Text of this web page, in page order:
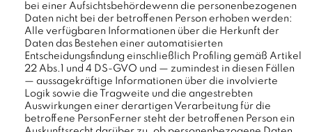
bei einer Aufsichtsbehördewenn die personenbezogenen
Daten nicht bei der betroffenen Person erhoben werden:
Alle verfügbaren Informationen über die Herkunft der
Daten das Bestehen einer automatisierten
Entscheidungsfindung einschließlich Profiling gemäß Artikel
22 Abs.1 und 4 DS-GVO und — zumindest in diesen Fällen
— aussagekräftige Informationen über die involvierte
Logik sowie die Tragweite und die angestrebten
Auswirkungen einer derartigen Verarbeitung für die
betroffene PersonFerner steht der betroffenen Person ein